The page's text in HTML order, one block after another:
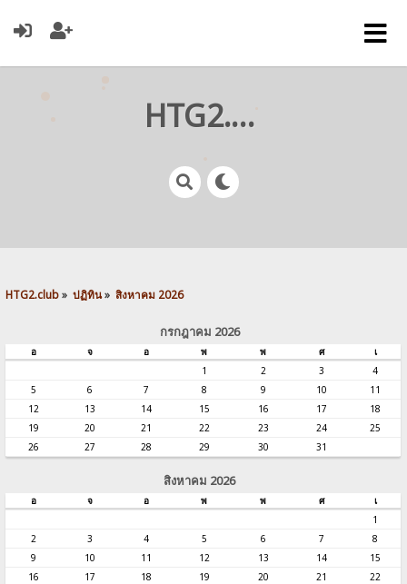
HTG2.club
HTG2.club» ปฏิทิน» สิงหาคม 2026
กรกฎาคม 2026
อ จ อ พ พ ศ
เ
1
2 3
4
5
6 7 8 9 10
11
12
13 14 15 16 17
18
19
20 21 22 23 24
25
26
27 28 29 30 31
สิงหาคม 2026
อ จ อ พ พ ศ
เ
1
2
3 4 5 6 7
8
9
10 11 12 13 14
15
16
17 18 19 20 21
22